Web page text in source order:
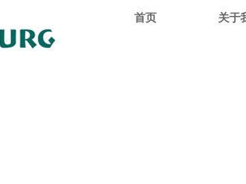
首页 关于